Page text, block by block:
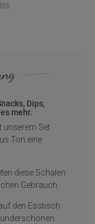
Dips,
mehr.
unserem Set
Ton eine
diese Schalen
Gebrauch.
den Esstisch